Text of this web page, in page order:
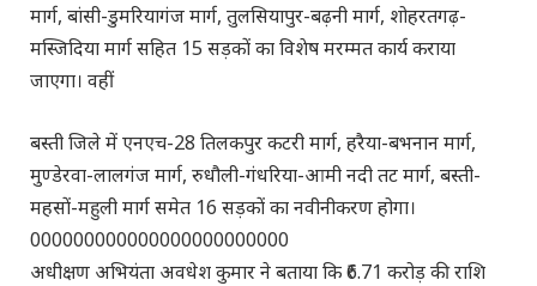
मार्ग, बांसी-डुमरियागंज मार्ग, तुलसियापुर-बढ़नी मार्ग, शोहरतगढ़-
मस्जिदिया मार्ग सहित 15 सड़कोंका विशेष मरम्मत कार्य कराया
जाएगा। वहीं
बस्ती जिले में एनएच-28 तिलकपुरकटरीमार्ग, हरैया-बभनान मार्ग,
मुण्डेरवा-लालगंज मार्ग, रुधौली-गंधरिया-आमी नदी तट मार्ग, बस्ती-
महसों-महुली मार्ग समेत 16 सड़कोंका नवीनीकरण होगा।
000000000000000000000000
अधीक्षण अभियंता अवधेश कुमार ने बताया कि₹6.71 करोड़की राशि